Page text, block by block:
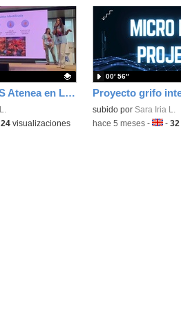
participación IES Atenea en Liga Hackatones
24visualizaciones
Contenido educativo.
subido por Sara Iria L.
00′ 56″
-hace 5 meses- Idioma:
- 32